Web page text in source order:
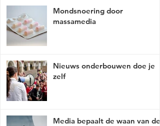
Mondsnoering door
massamedia
Nieuws onderbouwen doe je
zelf
Media bepaalt de waan van de